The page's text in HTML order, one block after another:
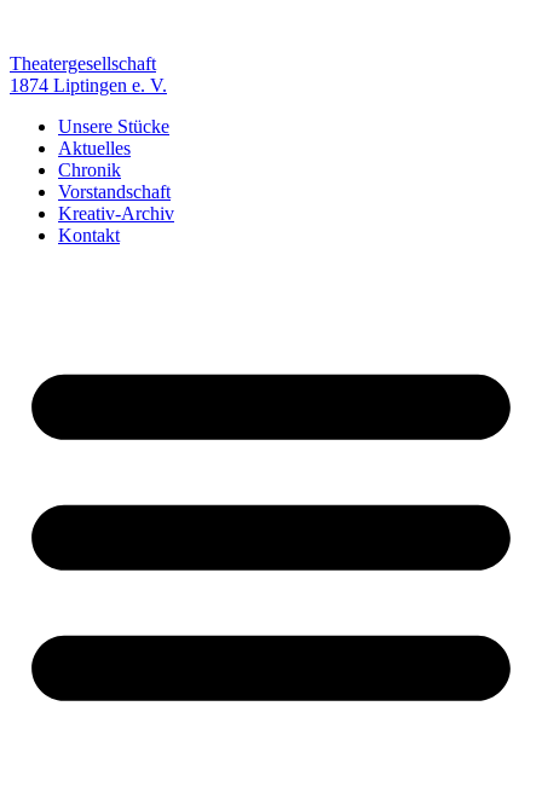
springen
Theatergesellschaft
1874 Liptingen e. V.
Unsere Stücke
Aktuelles
Chronik
Vorstandschaft
Kreativ-Archiv
Kontakt